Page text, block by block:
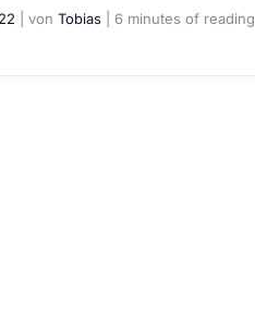
| von Tobias 6 minutes of reading